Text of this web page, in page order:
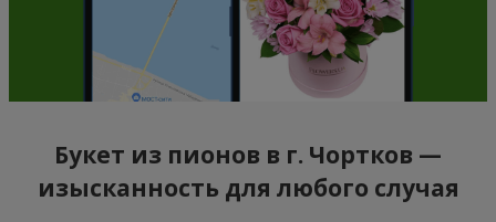
Букет из пионов в г. Чортков —
изысканность для любого случая